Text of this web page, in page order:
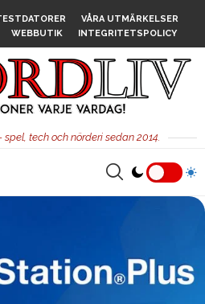
VÅRA UTMÄRKELSER
WEBBUTIK INTEGRITETSPOLICY
tech och nörderi sedan 2014.